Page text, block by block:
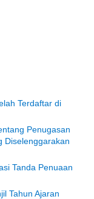
Terdaftar di
Penugasan
Diselenggarakan
Tanda Penuaan
Tahun Ajaran